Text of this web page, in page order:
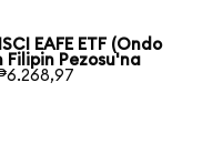
EAFE ETF (Ondo
Filipin Pezosu'na